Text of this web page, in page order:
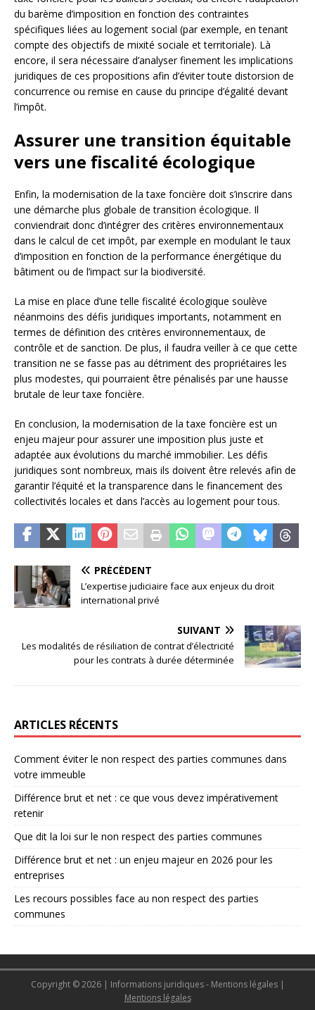
du barème d’imposition en fonction des contraintes
spécifiques liées au logement social (par exemple, en tenant
compte des objectifs de mixité sociale et territoriale). Là
encore, il sera nécessaire d’analyser finement les implications
juridiques de ces propositions afin d’éviter toute distorsion de
concurrence ou remise en cause du principe d’égalité devant
l’impôt.
Assurer une transition équitable
vers une fiscalité écologique
Enfin, la modernisation de la taxe foncière doit s’inscrire dans
une démarche plus globale de transition écologique. Il
conviendrait donc d’intégrer des critères environnementaux
dans le calcul de cet impôt, par exemple en modulant le taux
d’imposition en fonction de la performance énergétique du
bâtiment ou de l’impact sur la biodiversité.
La mise en place d’une telle fiscalité écologique soulève
néanmoins des défis juridiques importants, notamment en
termes de définition des critères environnementaux, de
contrôle et de sanction. De plus, il faudra veiller à ce que cette
transition ne se fasse pas au détriment des propriétaires les
plus modestes, qui pourraient être pénalisés par une hausse
brutale de leur taxe foncière.
En conclusion, la modernisation de la taxe foncière est un
enjeu majeur pour assurer une imposition plus juste et
adaptée aux évolutions du marché immobilier. Les défis
juridiques sont nombreux, mais ils doivent être relevés afin de
garantir l’équité et la transparence dans le financement des
collectivités locales et dans l’accès au logement pour tous.
PRÉCÉDENT
L’expertise judiciaire face aux enjeux du droit
international privé
SUIVANT
Les modalités de résiliation de contrat d’électricité
pour les contrats à durée déterminée
ARTICLES RÉCENTS
Comment éviter le non respect des parties communes dans
votre immeuble
Différence brut et net : ce que vous devez impérativement
retenir
Que dit la loi sur le non respect des parties communes
Différence brut et net : un enjeu majeur en 2026 pour les
entreprises
Les recours possibles face au non respect des parties
communes
Copyright © 2026 | Informations juridiques - Mentions légales |
Mentions légales